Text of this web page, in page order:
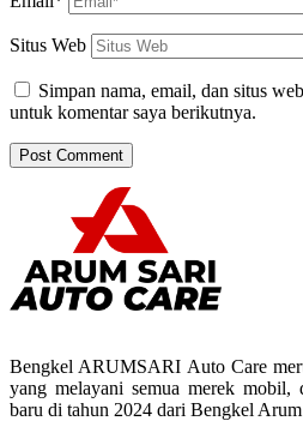
Situs Web
Simpan nama, email, dan situs
untuk komentar saya berikutnya.
Bengkel ARUMSARI Auto Care
yang melayani semua merek mobil,
baru di tahun 2024 dari Bengkel